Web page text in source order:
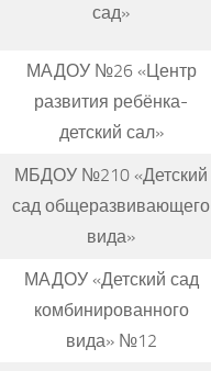
сад»
МАДОУ №26 «Центр
развития ребёнка-
детский сал»
МБДОУ №210 «Детский
сад общеразвивающего
вида»
МАДОУ «Детский сад
комбинированного
вида» №12